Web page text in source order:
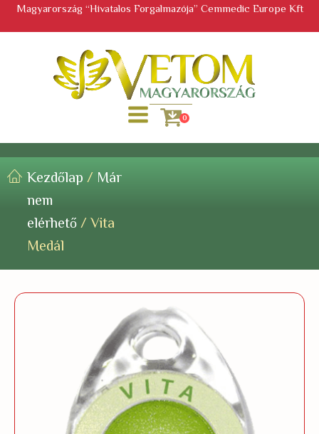
Magyarország “Hivatalos Forgalmazója” Cemmedic Europe Kft
0
Kezdőlap/ Már
nem
elérhető/ Vita
Medál